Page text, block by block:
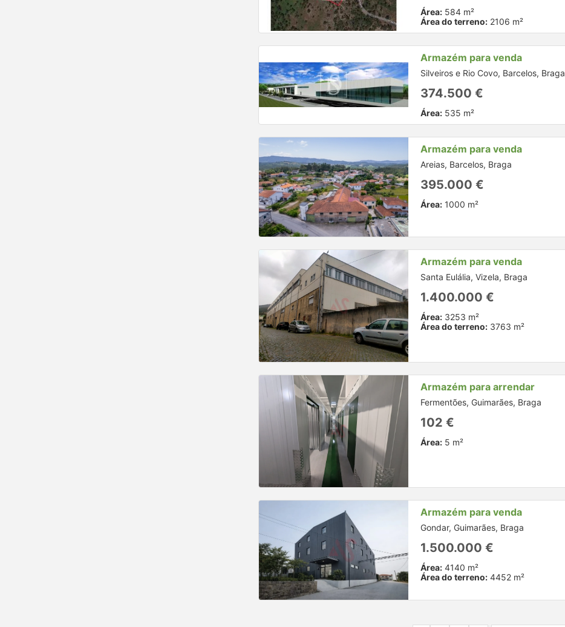
Área: 584 m²
Área do terreno: 2106 m²
Armazém para venda
Silveiros e Rio Covo, Barcelos, Braga
374.500 €
Área: 535 m²
Armazém para venda
Areias, Barcelos, Braga
395.000 €
Área: 1000 m²
Armazém para venda
Santa Eulália, Vizela, Braga
1.400.000 €
Área: 3253 m²
Área do terreno: 3763 m²
Armazém para arrendar
Fermentões, Guimarães, Braga
102 €
Área: 5 m²
Armazém para venda
Gondar, Guimarães, Braga
1.500.000 €
Área: 4140 m²
Área do terreno: 4452 m²